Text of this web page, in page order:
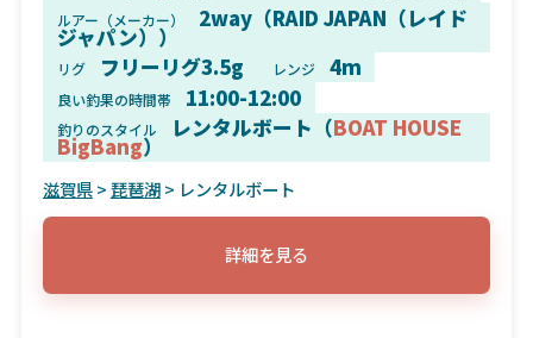
ルアー（メーカー） 2way（RAID JAPAN（レイド
ジャパン））
リグ フリーリグ3.5g レンジ 4m
良い釣果の時間帯 11:00-12:00
釣りのスタイル レンタルボート（BOAT HOUSE
BigBang）
滋賀県>琵琶湖> レンタルボート
詳細を見る